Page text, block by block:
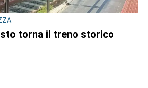
torna il treno storico